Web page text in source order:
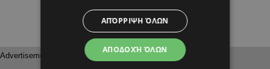
ΑΠΟΔΟΧΉ ΌΛΩΝ
ΑΠΌΡΡΙΨΗ ΌΛΩΝ